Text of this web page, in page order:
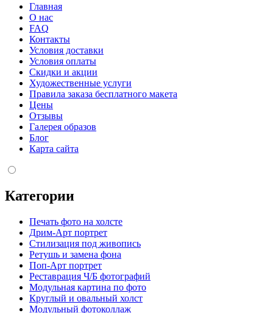
Главная
О нас
FAQ
Контакты
Условия доставки
Условия оплаты
Скидки и акции
Художественные услуги
Правила заказа бесплатного макета
Цены
Отзывы
Галерея образов
Блог
Карта сайта
Категории
Печать фото на холсте
Дрим-Арт портрет
Стилизация под живопись
Ретушь и замена фона
Поп-Арт портрет
Реставрация Ч/Б фотографий
Модульная картина по фото
Круглый и овальный холст
Модульный фотоколлаж